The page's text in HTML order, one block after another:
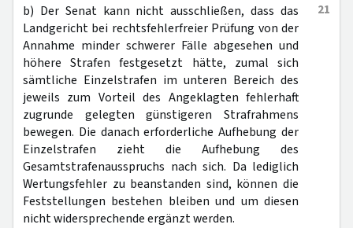
21
b) Der Senat kann nicht ausschließen, dass das
Landgericht bei rechtsfehlerfreier Prüfung von der
Annahme minder schwerer Fälle abgesehen und
höhere Strafen festgesetzt hätte, zumal sich
sämtliche Einzelstrafen im unteren Bereich des
jeweils zum Vorteil des Angeklagten fehlerhaft
zugrunde gelegten günstigeren Strafrahmens
bewegen. Die danach erforderliche Aufhebung der
Einzelstrafen zieht die Aufhebung des
Gesamtstrafenausspruchs nach sich. Da lediglich
Wertungsfehler zu beanstanden sind, können die
Feststellungen bestehen bleiben und um diesen
nicht widersprechende ergänzt werden.